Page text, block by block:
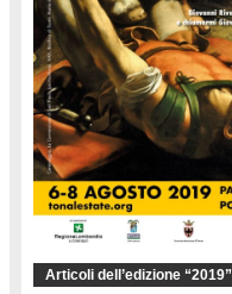
Articoli dell’edizione “2019”